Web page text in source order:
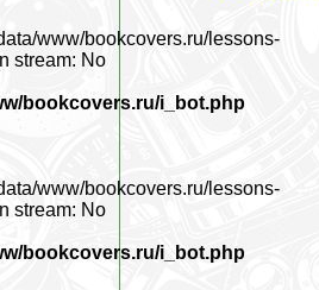
www/bookcovers.ru/lessons-
stream: No
bookcovers.ru/i_bot.php
www/bookcovers.ru/lessons-
stream: No
bookcovers.ru/i_bot.php